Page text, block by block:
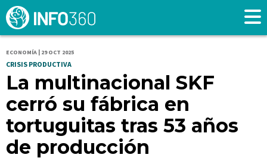
ECONOMÍA | 29 OCT 2025
CRISIS PRODUCTIVA
La multinacional SKF
cerró su fábrica en
tortuguitas tras 53 años
de producción